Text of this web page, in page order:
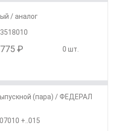
/ аналог
775 ₽ 0 шт.
(пара) / ФЕДЕРАЛ
+..015